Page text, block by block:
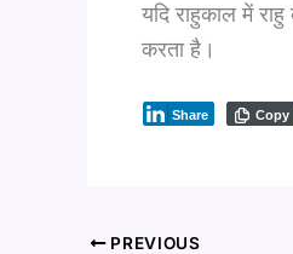
यदि राहुकाल में
करता है।
Share Copy
PREVIOUS